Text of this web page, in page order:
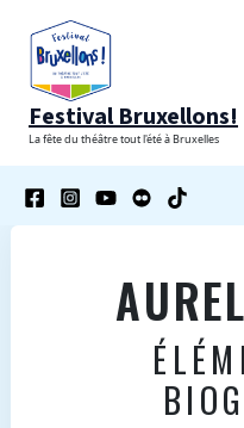
contenu
Festival Bruxellons!
La fête du théâtre tout l'été à Bruxelles